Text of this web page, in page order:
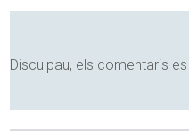
Disculpau, els comentaris